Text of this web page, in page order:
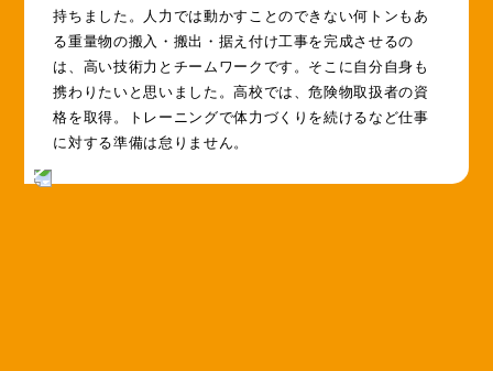
持ちました。人力では動かすことのできない何トンもあ
る重量物の搬入・搬出・据え付け工事を完成させるの
は、高い技術力とチームワークです。そこに自分自身も
携わりたいと思いました。高校では、危険物取扱者の資
格を取得。トレーニングで体力づくりを続けるなど仕事
に対する準備は怠りません。